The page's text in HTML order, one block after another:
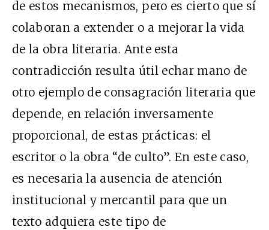
de estos mecanismos, pero es cierto que sí
colaboran a extender o a mejorar la vida
de la obra literaria. Ante esta
contradicción resulta útil echar mano de
otro ejemplo de consagración literaria que
depende, en relación inversamente
proporcional, de estas prácticas: el
escritor o la obra “de culto”. En este caso,
es necesaria la ausencia de atención
institucional y mercantil para que un
texto adquiera este tipo de